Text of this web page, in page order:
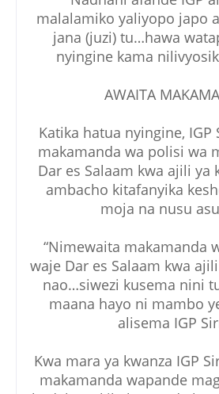
malalamiko yaliyopo japo
jana (juzi) tu…hawa
nyingine kama
AWAITA
Katika hatua nyingine, IGP
makamanda wa polisi wa
Dar es Salaam kwa ajili ya
ambacho kitafanyika
moja na nusu
“Nimewaita makamanda
waje Dar es Salaam kwa
nao…siwezi kusema nini
maana hayo ni mambo
alisema IGP
Kwa mara ya kwanza IGP
makamanda wapande